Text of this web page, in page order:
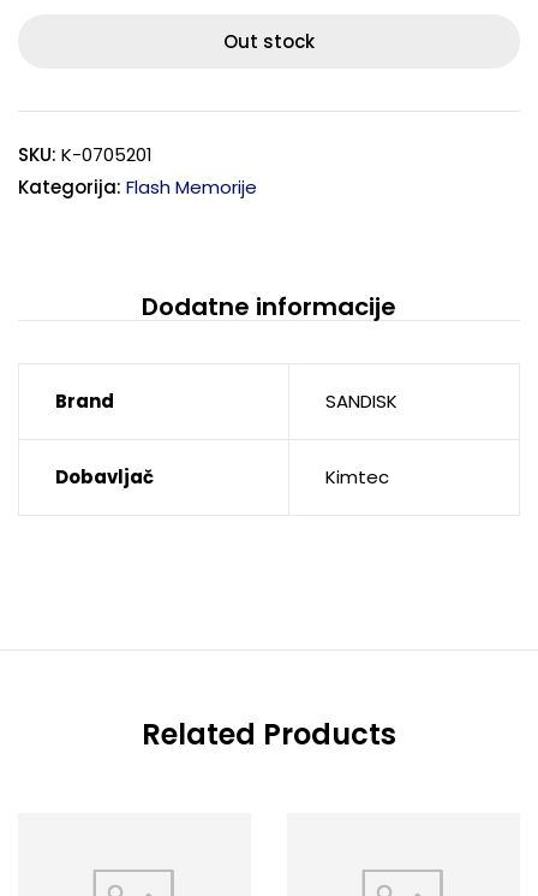
Out stock
SKU: K-0705201
Kategorija: Flash Memorije
Dodatne informacije
Brand SANDISK
Dobavljač Kimtec
Related Products